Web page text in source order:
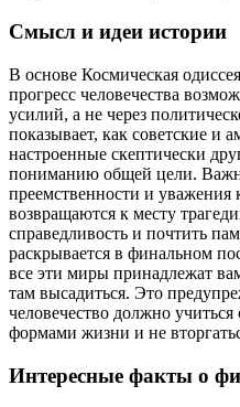
Смысл и идеи истории
В основе Космическая
прогресс человечества
усилий, а не через
показывает, как советские и
настроенные скептически
пониманию общей цели.
преемственности и уважения
возвращаются к месту
справедливость и почтить
раскрывается в финальном
все эти миры принадлежат
там высадиться. Это
человечество должно
формами жизни и не
Интересные факты о